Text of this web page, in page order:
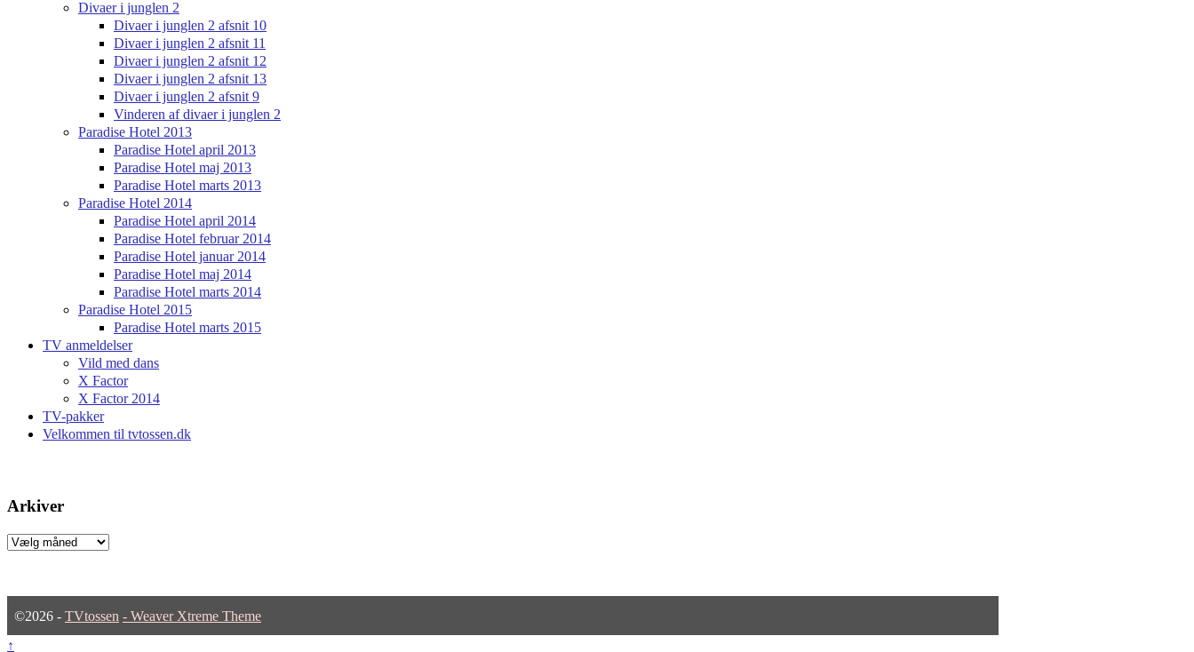
Divaer i junglen 2
Divaer i junglen 2 afsnit 10
Divaer i junglen 2 afsnit 11
Divaer i junglen 2 afsnit 12
Divaer i junglen 2 afsnit 13
Divaer i junglen 2 afsnit 9
Vinderen af divaer i junglen 2
Paradise Hotel 2013
Paradise Hotel april 2013
Paradise Hotel maj 2013
Paradise Hotel marts 2013
Paradise Hotel 2014
Paradise Hotel april 2014
Paradise Hotel februar 2014
Paradise Hotel januar 2014
Paradise Hotel maj 2014
Paradise Hotel marts 2014
Paradise Hotel 2015
Paradise Hotel marts 2015
TV anmeldelser
Vild med dans
X Factor
X Factor 2014
TV-pakker
Velkommen til tvtossen.dk
Arkiver
Arkiver
©2026 - TVtossen - Weaver Xtreme Theme
↑